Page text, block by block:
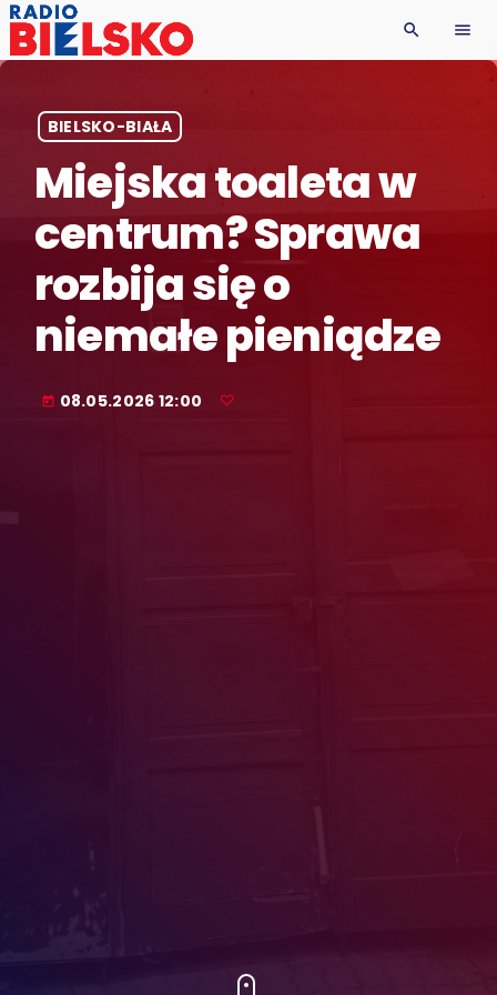
search menu
BIELSKO-BIAŁA
Miejska toaleta w
centrum? Sprawa
rozbija się o
niemałe pieniądze
today 08.05.2026 12:00